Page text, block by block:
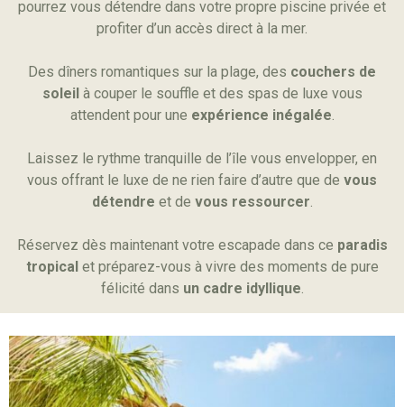
pourrez vous détendre dans votre propre piscine privée et
profiter d’un accès direct à la mer.
Des dîners romantiques sur la plage, des couchers de
soleilà couper le souffle et des spas de luxe vous
attendent pour une expérience inégalée.
Laissez le rythme tranquille de l’île vous envelopper, en
vous offrant le luxe de ne rien faire d’autre que de vous
détendre et de vous ressourcer.
Réservez dès maintenant votre escapade dans ce paradis
tropicalet préparez-vous à vivre des moments de pure
félicité dans un cadre idyllique.